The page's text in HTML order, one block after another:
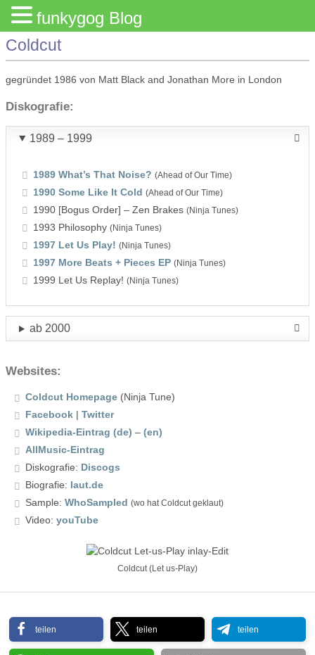
Coldcut
gegründet 1986 von Matt Black and Jonathan More in London
Diskografie:
1989 – 1999
1989 What’s That Noise? (Ahead of Our Time)
1990 Some Like It Cold (Ahead of Our Time)
1990 [Bogus Order] – Zen Brakes (Ninja Tunes)
1993 Philosophy (Ninja Tunes)
1997 Let Us Play! (Ninja Tunes)
1997 More Beats + Pieces EP (Ninja Tunes)
1999 Let Us Replay! (Ninja Tunes)
ab 2000
Websites:
Coldcut Homepage (Ninja Tune)
Facebook | Twitter
Wikipedia-Eintrag (de) – (en)
AllMusic-Eintrag
Diskografie: Discogs
Biografie: laut.de
Sample: WhoSampled (wo hat Coldcut geklaut)
Video: youTube
Coldcut (Let us-Play)
teilen teilen teilen
funkygog Blog